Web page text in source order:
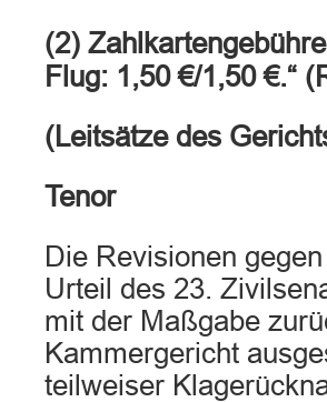
(2)
Flug: 1,50 €/1,50 €.“
(Leitsätze des
Tenor
Die Revisionen
Urteil des 23.
mit der Maßgabe
Kammergericht
teilweiser